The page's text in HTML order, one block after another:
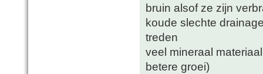
bruin alsof ze zijn
koude slechte
treden
veel mineraal
betere groei)